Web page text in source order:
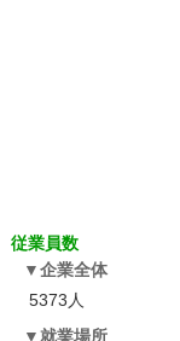
従業員数
企業全体
5373人
就業場所